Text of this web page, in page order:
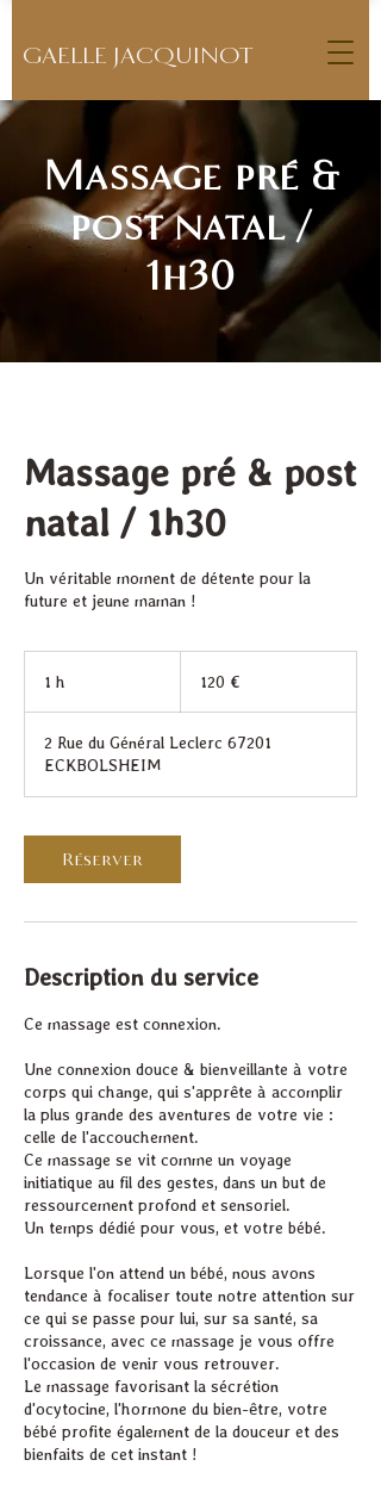
GAELLE JACQUINOT
Massage pré &
post natal /
1h30
Massage pré & post
natal / 1h30
Un véritable moment de détente pour la
future et jeune maman !
1 h 120 €
2 Rue du Général Leclerc 67201
ECKBOLSHEIM
Réserver
Description du service
Ce massage est connexion.
Une connexion douce & bienveillante à votre
corps qui change, qui s'apprête à accomplir
la plus grande des aventures de votre vie :
celle de l'accouchement.
Ce massage se vit comme un voyage
initiatique au fil des gestes, dans un but de
ressourcement profond et sensoriel.
Un temps dédié pour vous, et votre bébé.
Lorsque l'on attend un bébé, nous avons
tendance à focaliser toute notre attention sur
ce qui se passe pour lui, sur sa santé, sa
croissance, avec ce massage je vous offre
l'occasion de venir vous retrouver.
Le massage favorisant la sécrétion
d'ocytocine, l'hormone du bien-être, votre
bébé profite également de la douceur et des
bienfaits de cet instant !